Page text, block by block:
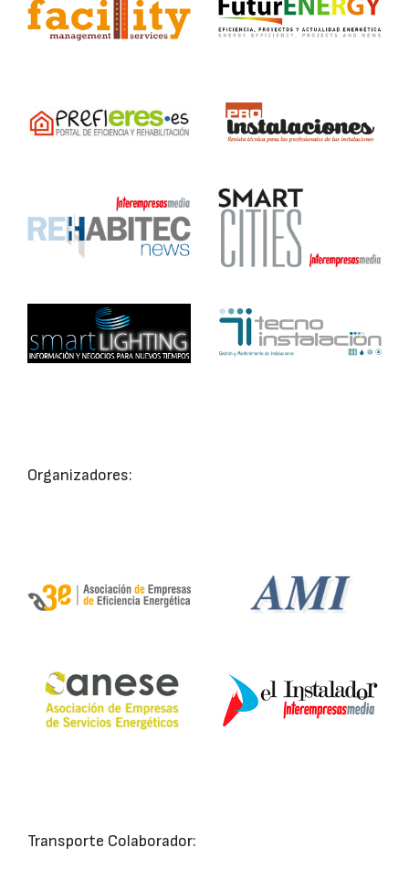
Organizadores:
Transporte Colaborador: